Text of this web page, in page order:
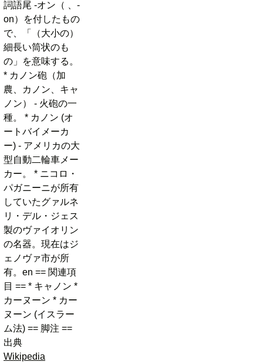
詞語尾 -オン（ 、-
on）を付したもの
で、「（大小の）
細長い筒状のも
の」を意味する。
* カノン砲（加
農、カノン、キャ
ノン） - 火砲の一
種。 * カノン (オ
ートバイメーカ
ー) - アメリカの大
型自動二輪車メー
カー。 * ニコロ・
パガニーニが所有
していたグァルネ
リ・デル・ジェス
製のヴァイオリン
の名器。現在はジ
ェノヴァ市が所
有。en == 関連項
目 == * キャノン *
カーヌーン * カー
ヌーン (イスラー
ム法) == 脚注 ==
出典
Wikipedia